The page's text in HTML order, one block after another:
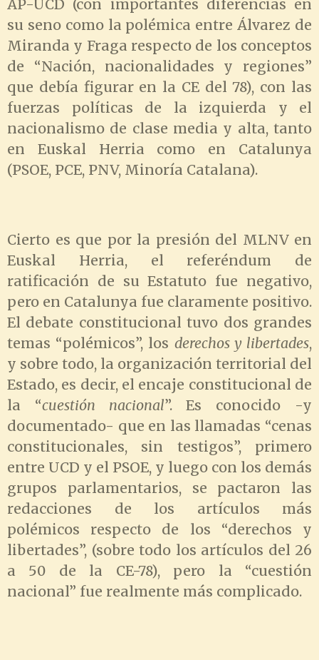
AP-UCD (con importantes diferencias en
su seno como la polémica entre Álvarez de
Miranda y Fraga respecto de los conceptos
de “Nación, nacionalidades y regiones”
que debía figurar en la CE del 78), con las
fuerzas políticas de la izquierda y el
nacionalismo de clase media y alta, tanto
en Euskal Herria como en Catalunya
(PSOE, PCE, PNV, Minoría Catalana).
Cierto es que por la presión del MLNV en
Euskal Herria, el referéndum de
ratificación de su Estatuto fue negativo,
pero en Catalunya fue claramente positivo.
El debate constitucional tuvo dos grandes
temas “polémicos”, los derechos y libertades,
y sobre todo, la organización territorial del
Estado, es decir, el encaje constitucional de
la “cuestión nacional”. Es conocido -y
documentado- que en las llamadas “cenas
constitucionales, sin testigos”, primero
entre UCD y el PSOE, y luego con los demás
grupos parlamentarios, se pactaron las
redacciones de los artículos más
polémicos respecto de los “derechos y
libertades”, (sobre todo los artículos del 26
a 50 de la CE-78), pero la “cuestión
nacional” fue realmente más complicado.